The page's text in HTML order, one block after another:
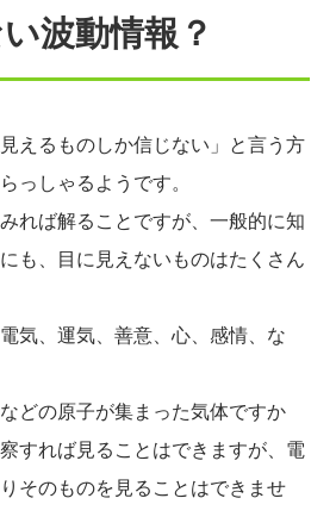
波動情報？
えるものしか信じない」と言う方
っしゃるようです。
れば解ることですが、一般的に知
も、目に見えないものはたくさん
気、運気、善意、心、感情、な
どの原子が集まった気体ですか
すれば見ることはできますが、電
そのものを見ることはできませ